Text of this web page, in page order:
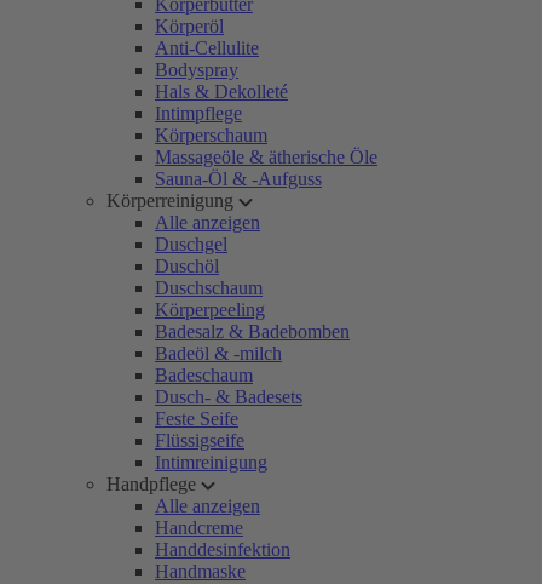
Körperbutter
Körperöl
Anti-Cellulite
Bodyspray
Hals & Dekolleté
Intimpflege
Körperschaum
Massageöle & ätherische Öle
Sauna-Öl & -Aufguss
Körperreinigung
Alle anzeigen
Duschgel
Duschöl
Duschschaum
Körperpeeling
Badesalz & Badebomben
Badeöl & -milch
Badeschaum
Dusch- & Badesets
Feste Seife
Flüssigseife
Intimreinigung
Handpflege
Alle anzeigen
Handcreme
Handdesinfektion
Handmaske